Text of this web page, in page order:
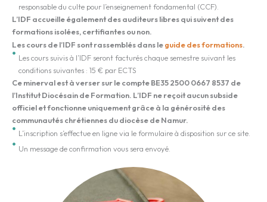
responsable du culte pour l’enseignement fondamental (CCF).
L’IDF accueille également des auditeurs libres qui suivent des
formations isolées, certifiantes ou non.
Les cours de l’IDF sont rassemblés dans leguide des formations.
Les cours suivis à l’IDF seront facturés chaque semestre suivant les
conditions suivantes : 15 € par ECTS
Ce minerval est à verser sur le compteBE35 2500 0667 8537 de
l’Institut Diocésain de Formation. L’IDF ne reçoit aucun subside
officiel et fonctionne uniquement grâce à la générosité des
communautés chrétiennes du diocèse de Namur.
L’inscription s’effectue en ligne via le formulaire à disposition sur ce site.
Un message de confirmation vous sera envoyé.